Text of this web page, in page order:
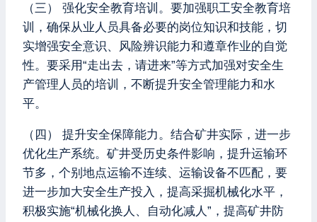
（三） 强化安全教育培训。要加强职工安全教育培
训，确保从业人员具备必要的岗位知识和技能，切
实增强安全意识、风险辨识能力和遵章作业的自觉
性。要采用“走出去，请进来”等方式加强对安全生
产管理人员的培训，不断提升安全管理能力和水
平。
（四） 提升安全保障能力。结合矿井实际，进一步
优化生产系统。矿井受历史条件影响，提升运输环
节多，个别地点运输不连续、运输设备不匹配，要
进一步加大安全生产投入，提高采掘机械化水平，
积极实施“机械化换人、自动化减人”，提高矿井防